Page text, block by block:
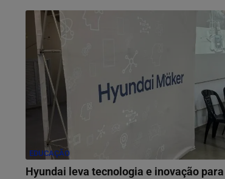
EDUCAÇÃO
Hyundai leva tecnologia e inovação para